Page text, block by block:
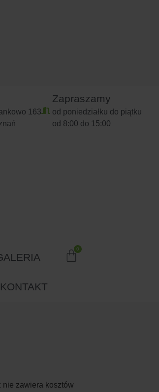
163
Zapraszamy
od poniedziałku do piątku
od 8:00 do 15:00
KONTAKT
nie zawiera kosztów